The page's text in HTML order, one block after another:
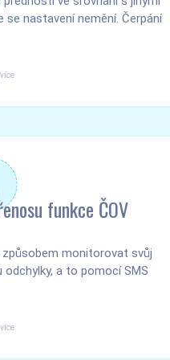
se nastavení nemění. Čerpání
výšky hladiny. Nemusíte nic
funkce ČOV
monitorovat svůj
a to pomocí SMS